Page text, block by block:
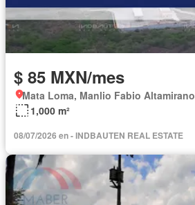
$ 85 MXN/mes
Mata Loma, Manlio Fabio Altamirano
1,000 m²
08/07/2026 en - INDBAUTEN REAL ESTATE